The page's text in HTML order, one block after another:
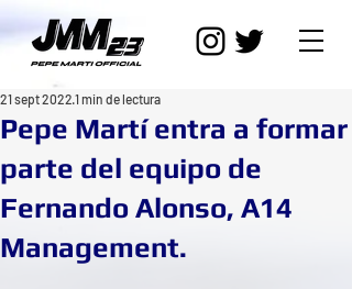
Pepe Martí entra a formar
parte del equipo de
Fernando Alonso, A14
Management.
21 sept 2022 1 min de lectura